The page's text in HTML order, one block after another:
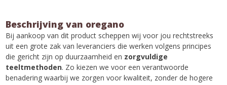
Beschrijving van oregano
Bij aankoop van dit product scheppen wij voor jou rechtstreeks
uit een grote zak van leveranciers die werken volgens principes
die gericht zijn op duurzaamheid en zorgvuldige
teeltmethoden. Zo kiezen we voor een verantwoorde
benadering waarbij we zorgen voor kwaliteit, zonder de hogere